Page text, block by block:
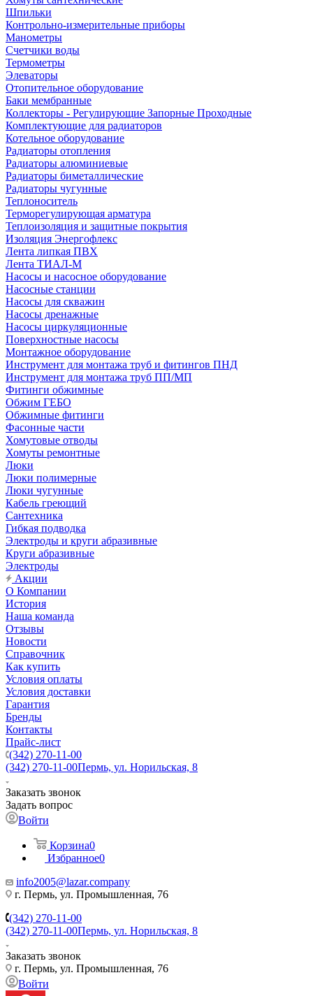
Шпильки
Контрольно-измерительные приборы
Манометры
Счетчики воды
Термометры
Элеваторы
Отопительное оборудование
Баки мембранные
Коллекторы - Регулирующие Запорные Проходные
Комплектующие для радиаторов
Котельное оборудование
Радиаторы отопления
Радиаторы алюминиевые
Радиаторы биметаллические
Радиаторы чугунные
Теплоноситель
Терморегулирующая арматура
Теплоизоляция и защитные покрытия
Изоляция Энергофлекс
Лента липкая ПВХ
Лента ТИАЛ-М
Насосы и насосное оборудование
Насосные станции
Насосы для скважин
Насосы дренажные
Насосы циркуляционные
Поверхностные насосы
Монтажное оборудование
Инструмент для монтажа труб и фитингов ПНД
Инструмент для монтажа труб ПП/МП
Фитинги обжимные
Обжим ГЕБО
Обжимные фитинги
Фасонные части
Хомутовые отводы
Хомуты ремонтные
Люки
Люки полимерные
Люки чугунные
Кабель греющий
Сантехника
Гибкая подводка
Электроды и круги абразивные
Круги абразивные
Электроды
Акции
О Компании
История
Наша команда
Отзывы
Новости
Справочник
Как купить
Условия оплаты
Условия доставки
Гарантия
Бренды
Контакты
Прайс-лист
(342) 270-11-00
(342) 270-11-00Пермь, ул. Норильская, 8
Заказать звонок
Задать вопрос
Войти
Корзина0
Избранное0
info2005@lazar.company
г. Пермь, ул. Промышленная, 76
(342) 270-11-00
(342) 270-11-00Пермь, ул. Норильская, 8
Заказать звонок
г. Пермь, ул. Промышленная, 76
Войти